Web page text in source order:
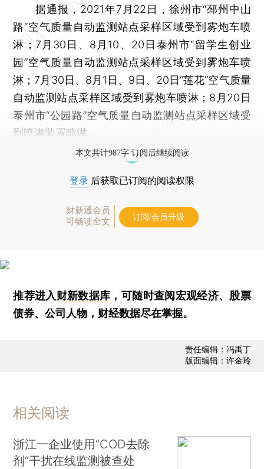
据通报，2021年7月22日，徐州市“邳州中山
路”空气质量自动监测站点采样区域受到雾炮车喷
淋；7月30日、8月10、20日泰州市“留学生创业
园”空气质量自动监测站点采样区域受到雾炮车喷
淋；7月30日、8月1日、9日、20日“莲花”空气质量
自动监测站点采样区域受到雾炮车喷淋；8月20日
泰州市“公园路”空气质量自动监测站点采样区域受
到喷淋装置喷淋。
本文共计987字 订阅后继续阅读
登录 后获取已订阅的阅读权限
财新通会员
可畅读全文
订阅/会员升级
推荐进入财新数据库 ，可随时查阅宏观经济、股票
债券、公司人物，财经数据尽在掌握。
责任编辑：冯禹丁
版面编辑：许金玲
相关阅读
浙江一企业使用“COD去除
剂”干扰在线监测被查处